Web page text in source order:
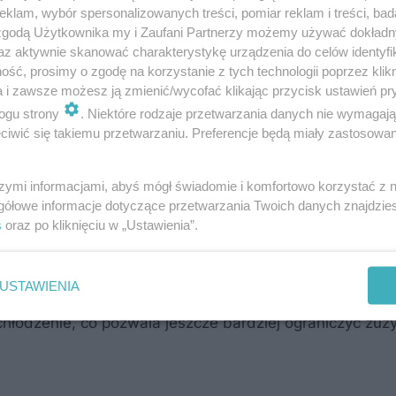
dokonać idealnego wyboru. Przed zakupem
innych użytkowników. Elektronarzędzia dla
zapewniające mocny chwyt. Najlepiej
czy wygodnie się nim operuje oraz jak duże
elektronarzędzia powinny być
do pracy w bardzo dużym zapyleniu. W
nawet dwa razy dłuższą pracę na jednym
co pozwala jeszcze bardziej ograniczyć
wybór spersonalizowanych treści, pomiar reklam i treści,
Użytkownika my i Zaufani Partnerzy możemy używać
aktywnie skanować charakterystykę urządzenia do celów
prosimy o zgodę na korzystanie z tych technologii poprzez
i zawsze możesz ją zmienić/wycofać klikając przycisk ustawień
strony
. Niektóre rodzaje przetwarzania danych nie
się takiemu przetwarzaniu. Preferencje będą miały
informacjami, abyś mógł świadomie i komfortowo korzystać z
informacje dotyczące przetwarzania Twoich danych
oraz po kliknięciu w „Ustawienia”.
USTAWIENIA